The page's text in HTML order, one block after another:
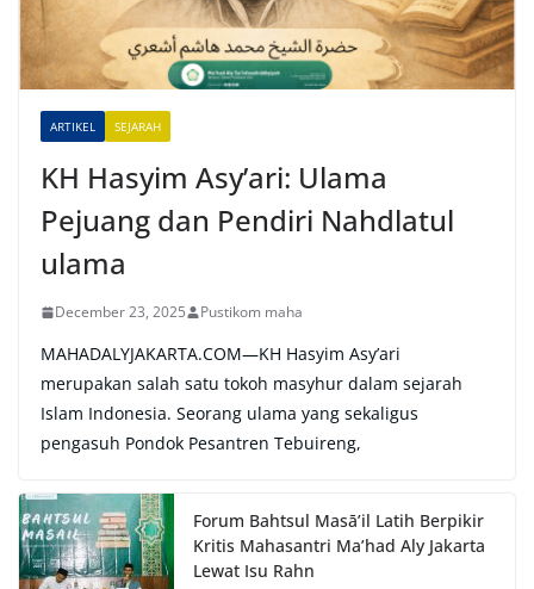
t
i
v
ARTIKEL SEJARAH
KH Hasyim Asy’ari: Ulama
Pejuang dan Pendiri Nahdlatul
ulama
December 23, 2025 Pustikom maha
MAHADALYJAKARTA.COM—KH Hasyim Asy’ari
merupakan salah satu tokoh masyhur dalam sejarah
Islam Indonesia. Seorang ulama yang sekaligus
pengasuh Pondok Pesantren Tebuireng,
Forum Bahtsul Masā’il Latih Berpikir
Kritis Mahasantri Ma’had Aly Jakarta
Lewat Isu Rahn